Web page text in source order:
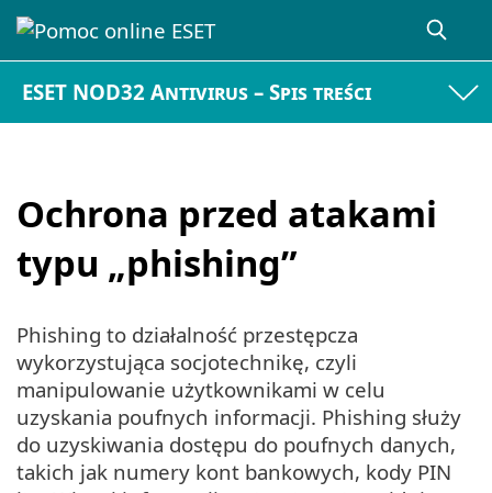
ESET NOD32 Antivirus – Spis treści
Ochrona przed atakami
typu „phishing”
Phishing to działalność przestępcza
wykorzystująca socjotechnikę, czyli
manipulowanie użytkownikami w celu
uzyskania poufnych informacji. Phishing służy
do uzyskiwania dostępu do poufnych danych,
takich jak numery kont bankowych, kody PIN